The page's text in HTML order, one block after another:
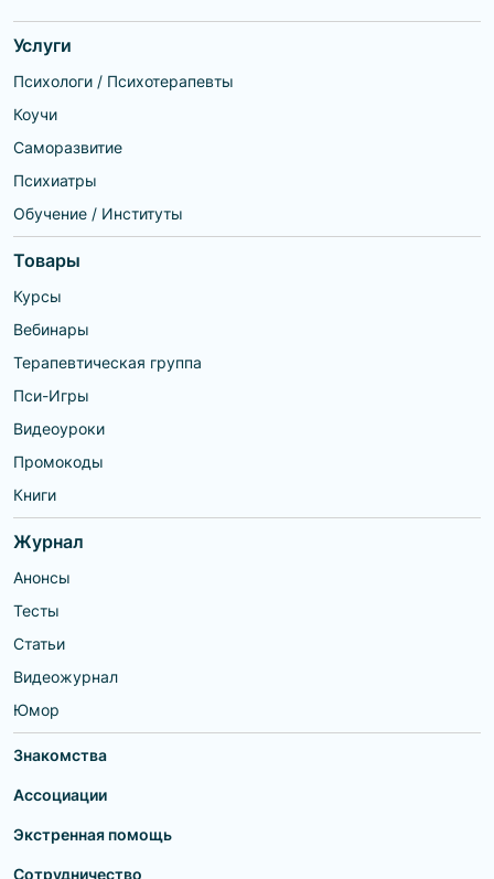
Услуги
Психологи / Психотерапевты
Коучи
Саморазвитие
Психиатры
Обучение / Институты
Товары
Курсы
Вебинары
Терапевтическая группа
Пси-Игры
Видеоуроки
Промокоды
Книги
Журнал
Анонсы
Тесты
Статьи
Видеожурнал
Юмор
Знакомства
Ассоциации
Экстренная помощь
Сотрудничество